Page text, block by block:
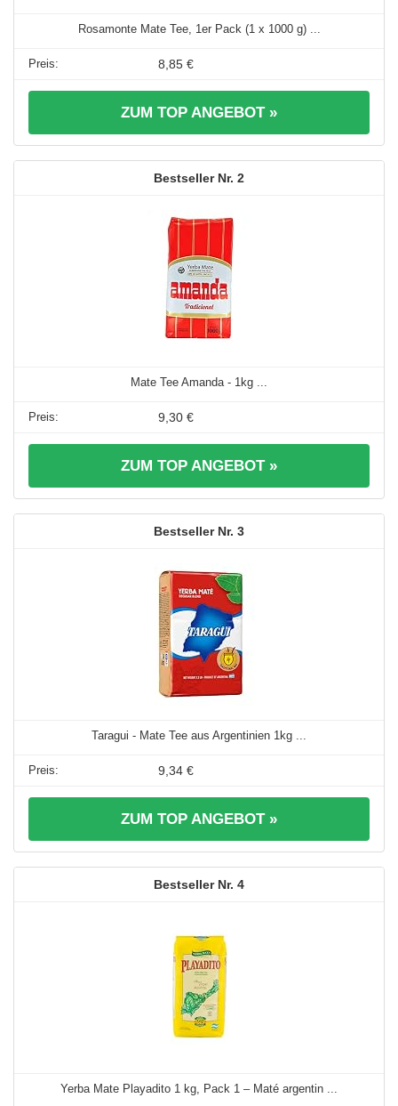
Rosamonte Mate Tee, 1er Pack (1 x 1000 g) ...
8,85 €
ZUM TOP ANGEBOT »
2
Mate Tee Amanda - 1kg ...
9,30 €
ZUM TOP ANGEBOT »
3
Taragui - Mate Tee aus Argentinien 1kg ...
9,34 €
ZUM TOP ANGEBOT »
4
Yerba Mate Playadito 1 kg, Pack 1 – Maté argentin ...